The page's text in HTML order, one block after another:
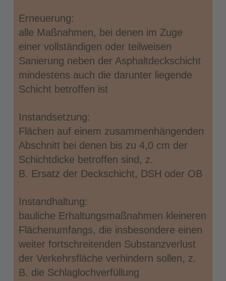
Erneuerung:
alle Maßnahmen, bei denen im Zuge
einer vollständigen oder teilweisen
Sanierung neben der Asphaltdeckschicht
mindestens auch die darunter liegende
Schicht betroffen ist
Instandsetzung:
Flächen auf einem zusammenhängenden
Abschnitt bei denen bis zu 4,0 cm der
Schichtdicke betroffen sind, z.
B. Ersatz der Deckschicht, DSH oder OB
Instandhaltung:
bauliche Erhaltungsmaßnahmen kleineren
Flächenumfangs, die insbesondere einen
weiter fortschreitenden Substanzverlust
der Verkehrsfläche verhindern sollen, z.
B. die Schlaglochverfüllung